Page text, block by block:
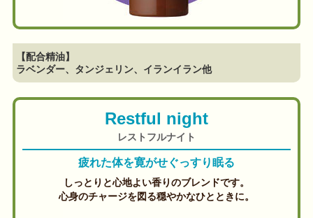
【配合精油】
ラベンダー、タンジェリン、イランイラン他
Restful night
レストフルナイト
疲れた体を寛がせぐっすり眠る
しっとりと心地よい香りのブレンドです。
心身のチャージを図る穏やかなひとときに。